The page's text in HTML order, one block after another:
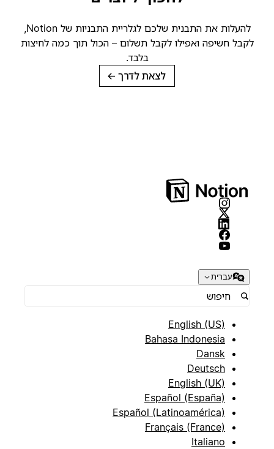
להעלות את התבנית שלכם לגלריית התבניות של Notion,
לקבל חשיפה ואפילו לקבל תשלום – הכול תוך כמה לחיצות
בלבד.
לצאת לדרך→
עברית
English (US)
Bahasa Indonesia
Dansk
Deutsch
English (UK)
Español (España)
Español (Latinoamérica)
Français (France)
Italiano